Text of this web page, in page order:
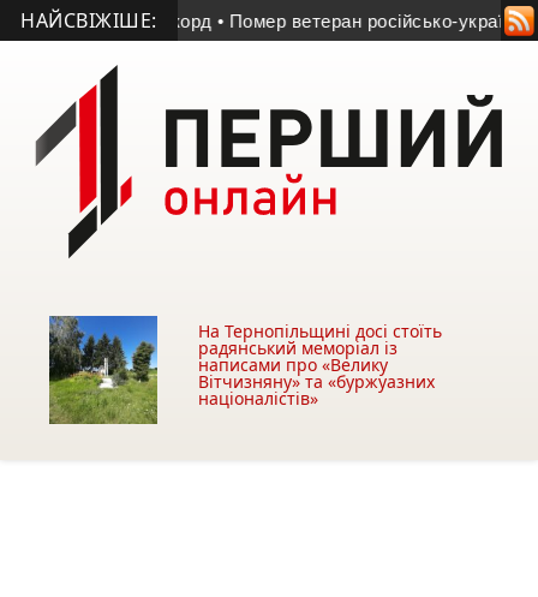
НАЙСВІЖІШЕ:
рекорд • Помер ветеран російсько-української війни
На Тернопільщині досі стоїть
радянський меморіал із
написами про «Велику
Вітчизняну» та «буржуазних
націоналістів»